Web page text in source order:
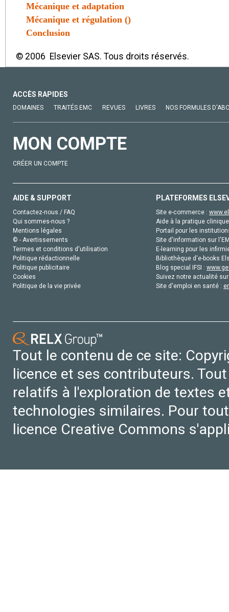
Mécanique et adaptation
Mécanique et régulation ()
Conclusion
© 2006 Elsevier SAS. Tous droits réservés.
ACCÈS RAPIDES
DOMAINES TRAITÉS EMC REVUES LIVRES NOS FORMULES
MON COMPTE
CRÉER UN COMPTE
AIDE & SUPPORT
Contactez-nous / FAQ
Qui sommes-nous ?
Mentions légales
© - Avertissements
Termes et conditions d'utilisation
Politique rédactionnelle
Politique publicitaire
Cookies
Politique de la vie privée
PLATEFORMES
Site e-commerce :
Aide à la pratique
Portail pour les
Site d'information sur
E-learning pour les
Bibliothèque d'e-books
Blog special IFSI :
Suivez notre actualité
Site d'emploi en santé :
Tout le contenu de ce site:
licence et ses contributeurs.
relatifs à l'exploration de textes
technologies similaires. Pour
licence Creative Commons